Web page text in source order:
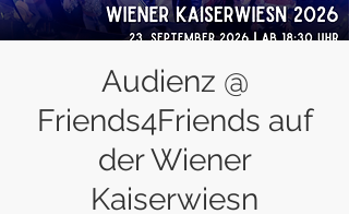
Audienz @
Friends4Friends auf
der Wiener
Kaiserwiesn